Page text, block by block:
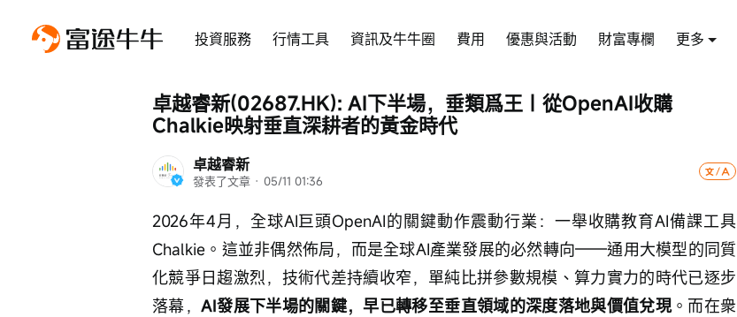
投資服務 行情工具 資訊及牛牛圈 費用 優惠與活動 財富專欄 更多
卓越睿新
發表了文章 · 05/11 01:36
卓越睿新(02687.HK): AI下半場，垂類爲王｜從OpenAI收購
Chalkie映射垂直深耕者的黃金時代
2026年4月，全球AI巨頭OpenAI的關鍵動作震動行業：一舉收購教育AI備課工具
Chalkie。這並非偶然佈局，而是全球AI產業發展的必然轉向——通用大模型的同質
化競爭日趨激烈，技術代差持續收窄，單純比拼參數規模、算力實力的時代已逐步
落幕，AI發展下半場的關鍵，早已轉移至垂直領域的深度落地與價值兌現。而在衆